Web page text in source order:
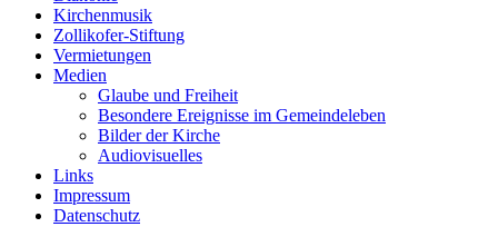
Kirchenmusik
Zollikofer-Stiftung
Vermietungen
Medien
Glaube und Freiheit
Besondere Ereignisse im Gemeindeleben
Bilder der Kirche
Audiovisuelles
Links
Impressum
Datenschutz